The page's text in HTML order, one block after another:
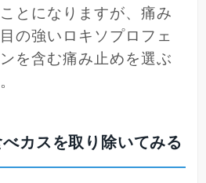
とになりますが、痛み
の強いロキソプロフェ
を含む痛み止めを選ぶ
カスを取り除いてみる